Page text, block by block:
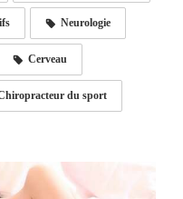
Neurologie
Cerveau
du sport